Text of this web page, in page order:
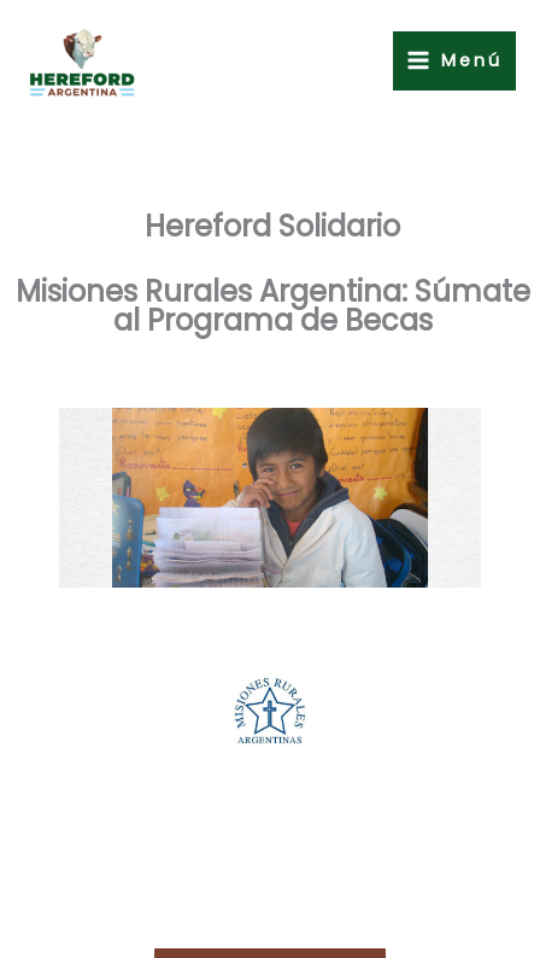
contenido
Menú
Hereford Solidario
Misiones Rurales Argentina: Súmate
al Programa de Becas